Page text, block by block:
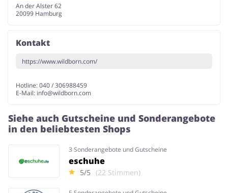
An der Alster 62
20099 Hamburg
Kontakt
https://www.wildborn.com/
Hotline: 040 / 306988459
E-Mail: info@wildborn.com
Siehe auch Gutscheine und Sonderangebote
in den beliebtesten Shops
3 Sonderangebote und Gutscheine
eschuhe
5/5 (22 Stimmen)